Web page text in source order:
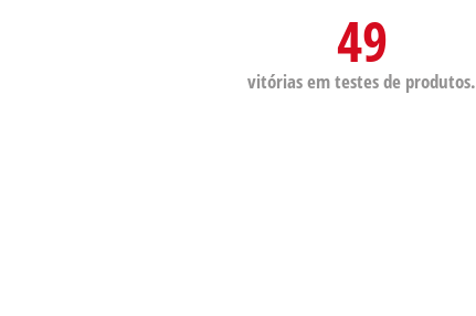
49
vitórias em testes de produtos.